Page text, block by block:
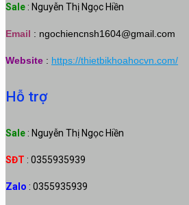
Sale : Nguyễn Thị Ngọc Hiền
Email : ngochiencnsh1604@gmail.com
Website : https://thietbikhoahocvn.com/
Hỗ trợ
Sale : Nguyễn Thị Ngọc Hiền
SĐT : 0355935939
Zalo : 0355935939